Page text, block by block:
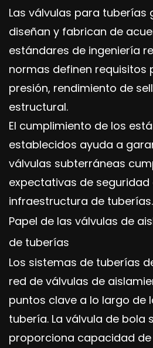
Las válvulas para tuberías
diseñan y fabrican de
estándares de ingeniería
normas definen requisitos
presión, rendimiento de
estructural.
El cumplimiento de los
establecidos ayuda a
válvulas subterráneas
expectativas de
infraestructura de tuberías.
Papel de las válvulas de
de tuberías
Los sistemas de tuberías
red de válvulas de
puntos clave a lo largo de
tubería. La válvula de bola
proporciona capacidad de